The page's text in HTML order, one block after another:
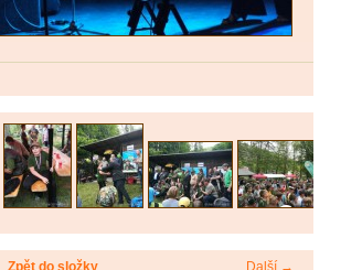
Další →
Zpět do složky